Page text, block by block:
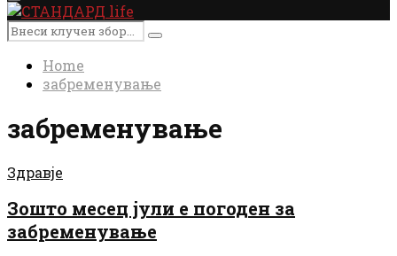
Primary
Menu
Search
for:
Search
Home
забременување
забременување
Здравје
Зошто месец јули е погоден за
забременување